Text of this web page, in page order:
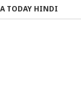
TODAY HINDI